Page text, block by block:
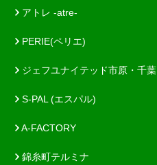
アトレ -atre-
PERIE(ペリエ)
ジェフユナイテッド市原・千葉
S-PAL (エスパル)
A-FACTORY
錦糸町テルミナ